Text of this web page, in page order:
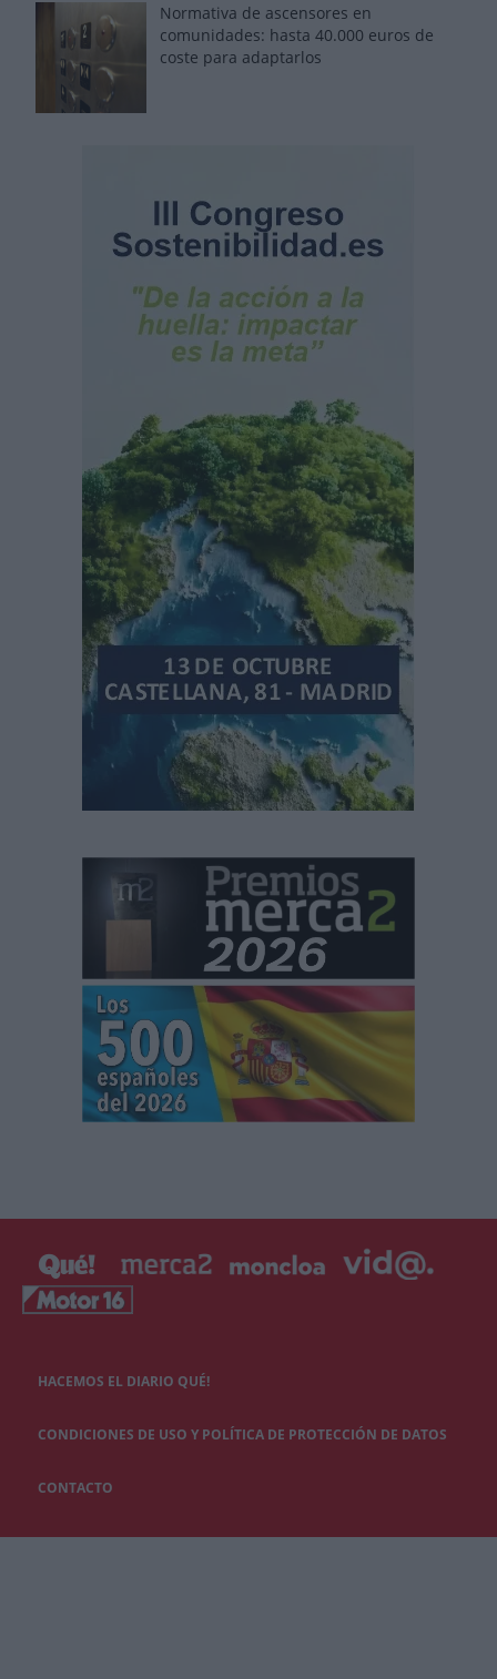
Normativa de ascensores en
comunidades: hasta 40.000 euros de
coste para adaptarlos
HACEMOS EL DIARIO QUÉ!
CONDICIONES DE USO Y POLÍTICA DE PROTECCIÓN DE DATOS
CONTACTO